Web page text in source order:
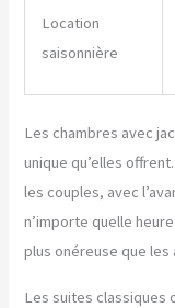
Location
saisonnière
Les chambres avec
unique qu’elles
les couples, avec
n’importe quelle
plus onéreuse que
Les suites classiques